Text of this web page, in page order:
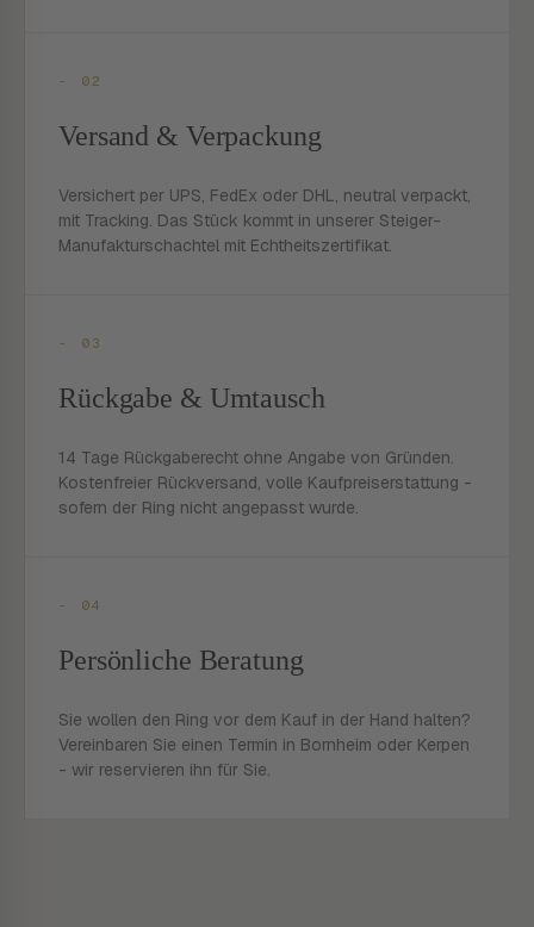
- 02
Versand & Verpackung
Versichert per UPS, FedEx oder DHL, neutral verpackt,
mit Tracking. Das Stück kommt in unserer Steiger-
Manufakturschachtel mit Echtheitszertifikat.
- 03
Rückgabe & Umtausch
14 Tage Rückgaberecht ohne Angabe von Gründen.
Kostenfreier Rückversand, volle Kaufpreiserstattung -
sofern der Ring nicht angepasst wurde.
- 04
Persönliche Beratung
Sie wollen den Ring vor dem Kauf in der Hand halten?
Vereinbaren Sie einen Termin in Bornheim oder Kerpen
- wir reservieren ihn für Sie.